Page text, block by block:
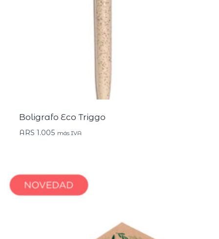
Boligrafo Eco Triggo
ARS 1.005 más IVA